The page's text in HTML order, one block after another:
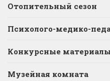
Отопительный сезон
Психолого-медико-
Конкурсные
Музейная комната